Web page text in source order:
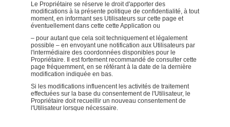
Le Propriétaire se réserve le droit d'apporter des
modifications à la présente politique de confidentialité, à tout
moment, en informant ses Utilisateurs sur cette page et
éventuellement dans cette cette Application ou
– pour autant que cela soit techniquement et légalement
possible – en envoyant une notification aux Utilisateurs par
l'intermédiaire des coordonnées disponibles pour le
Propriétaire. Il est fortement recommandé de consulter cette
page fréquemment, en se référant à la date de la dernière
modification indiquée en bas.
Si les modifications influencent les activités de traitement
effectuées sur la base du consentement de l'Utilisateur, le
Propriétaire doit recueillir un nouveau consentement de
l'Utilisateur lorsque nécessaire.